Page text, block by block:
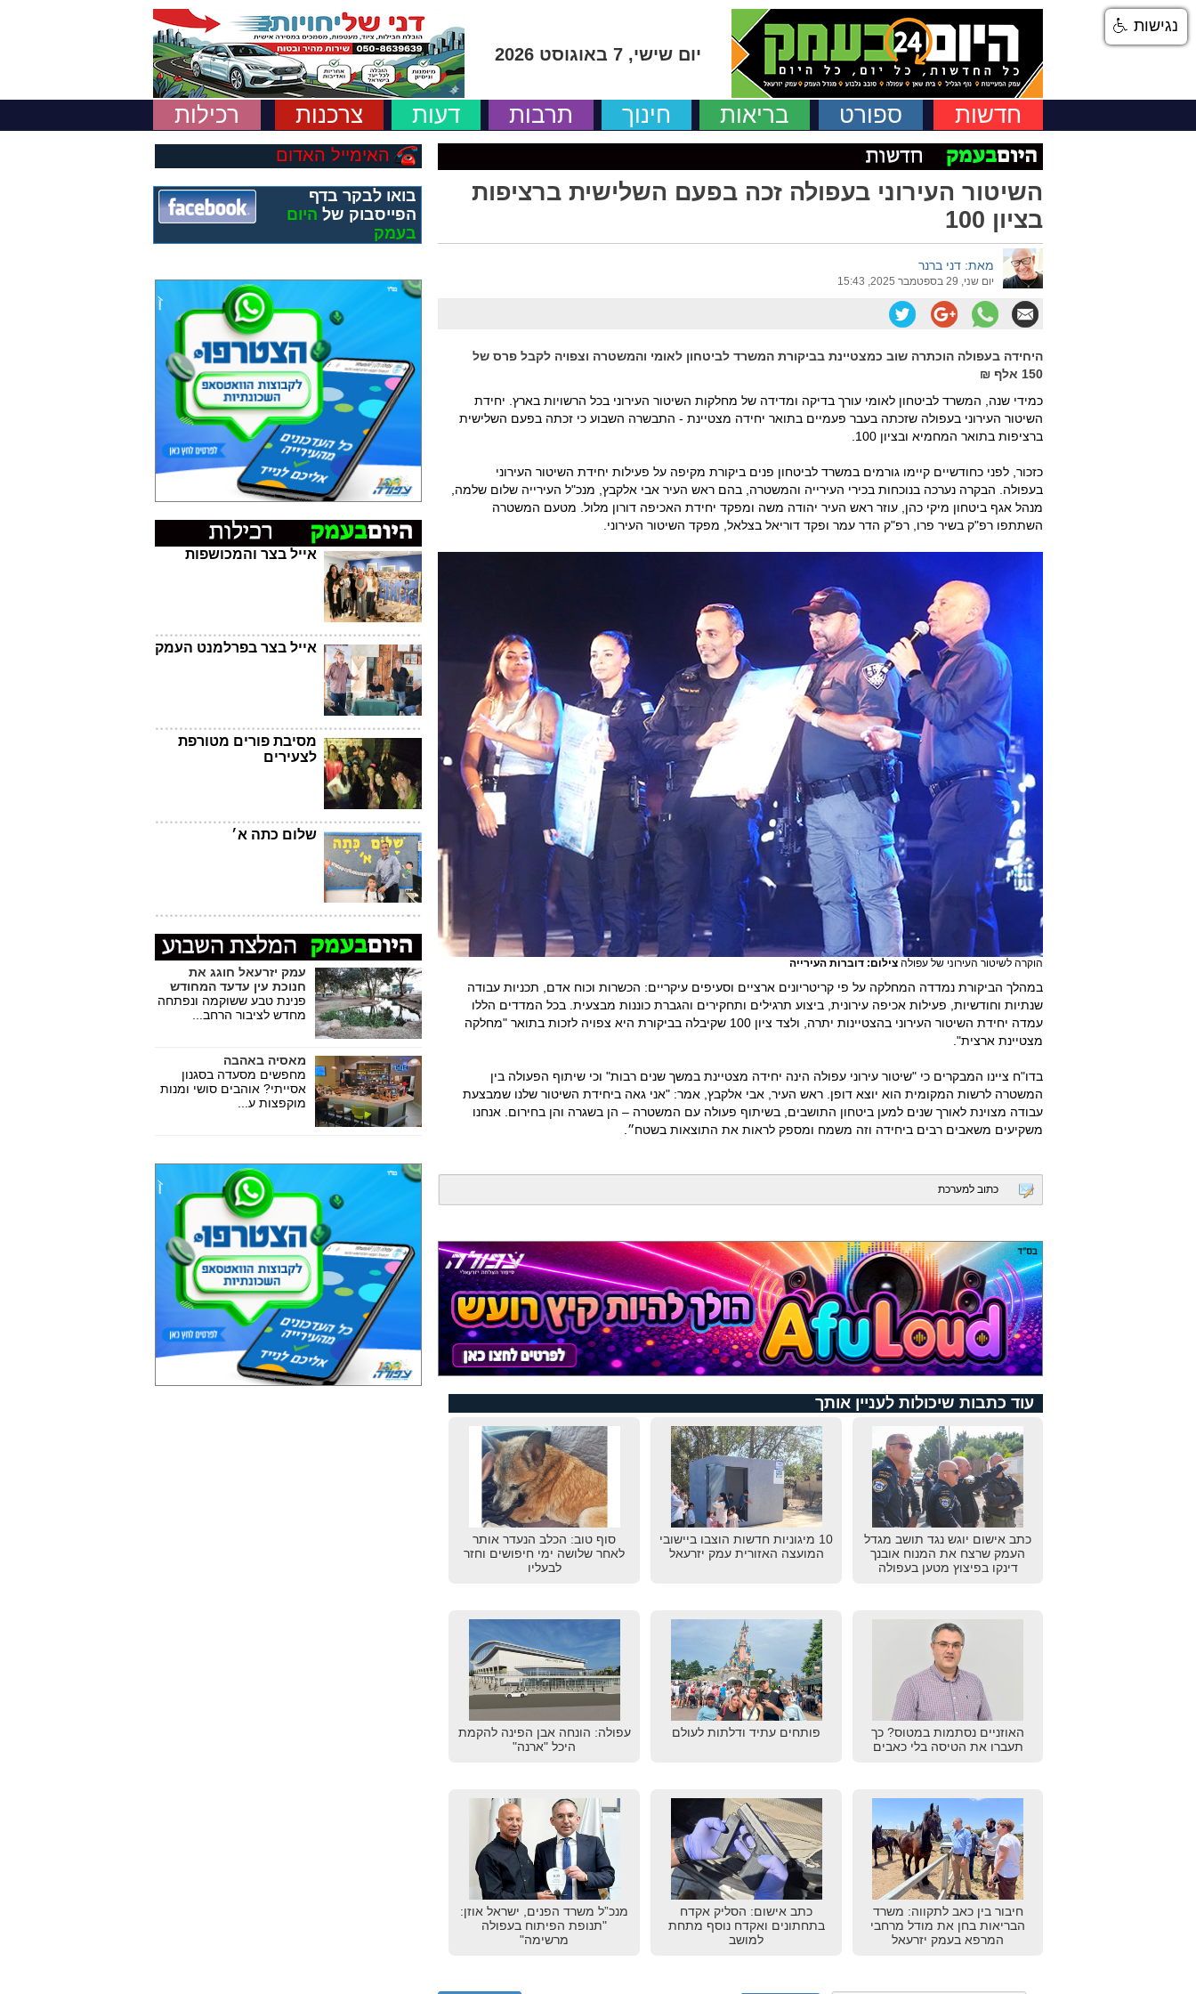
יום שישי, 7 באוגוסט 2026
חדשות ספורט בריאות חינוך תרבות דעות צרכנות רכילות
השיטור העירוני בעפולה זכה בפעם השלישית ברציפות
בציון 100
מאת: דני ברנר
יום שני, 29 בספטמבר 2025, 15:43
היחידה בעפולה הוכתרה שוב כמצטיינת בביקורת המשרד לביטחון לאומי והמשטרה וצפויה לקבל פרס של
150 אלף ₪
כמידי שנה, המשרד לביטחון לאומי עורך בדיקה ומדידה של מחלקות השיטור העירוני בכל הרשויות בארץ. יחידת
השיטור העירוני בעפולה שזכתה בעבר פעמיים בתואר יחידה מצטיינת - התבשרה השבוע כי זכתה בפעם השלישית
ברציפות בתואר המחמיא ובציון 100.
כזכור, לפני כחודשיים קיימו גורמים במשרד לביטחון פנים ביקורת מקיפה על פעילות יחידת השיטור העירוני
בעפולה. הבקרה נערכה בנוכחות בכירי העירייה והמשטרה, בהם ראש העיר אבי אלקבץ, מנכ"ל העירייה שלום שלמה,
מנהל אגף ביטחון מיקי כהן, עוזר ראש העיר יהודה משה ומפקד יחידת האכיפה דורון מלול. מטעם המשטרה
השתתפו רפ"ק בשיר פרו, רפ"ק הדר עמר ופקד דוריאל בצלאל, מפקד השיטור העירוני.
הוקרה לשיטור העירוני של עפולה צילום: דוברות העירייה
במהלך הביקורת נמדדה המחלקה על פי קריטריונים ארציים וסעיפים עיקריים: הכשרות וכוח אדם, תכניות עבודה
שנתיות וחודשיות, פעילות אכיפה עירונית, ביצוע תרגילים ותחקירים והגברת כוננות מבצעית. בכל המדדים הללו
עמדה יחידת השיטור העירוני בהצטיינות יתרה, ולצד ציון 100 שקיבלה בביקורת היא צפויה לזכות בתואר "מחלקה
מצטיינת ארצית".
בדו"ח ציינו המבקרים כי "שיטור עירוני עפולה הינה יחידה מצטיינת במשך שנים רבות" וכי שיתוף הפעולה בין
המשטרה לרשות המקומית הוא יוצא דופן. ראש העיר, אבי אלקבץ, אמר: "אני גאה ביחידת השיטור שלנו שמבצעת
עבודה מצוינת לאורך שנים למען ביטחון התושבים, בשיתוף פעולה עם המשטרה – הן בשגרה והן בחירום. אנחנו
משקיעים משאבים רבים ביחידה וזה משמח ומספק לראות את התוצאות בשטח״.
כתוב למערכת
עוד כתבות שיכולות לעניין אותך
כתב אישום יוגש נגד תושב מגדל
העמק שרצח את המנוח אובנך
דינקו בפיצוץ מטען בעפולה
10 מיגוניות חדשות הוצבו ביישובי
המועצה האזורית עמק יזרעאל
סוף טוב: הכלב הנעדר אותר
לאחר שלושה ימי חיפושים וחזר
לבעליו
האוזניים נסתמות במטוס? כך
תעברו את הטיסה בלי כאבים
פותחים עתיד ודלתות לעולם
עפולה: הונחה אבן הפינה להקמת
היכל "ארנה"
חיבור בין כאב לתקווה: משרד
הבריאות בחן את מודל מרחבי
המרפא בעמק יזרעאל
כתב אישום: הסליק אקדח
בתחתונים ואקדח נוסף מתחת
למושב
מנכ”ל משרד הפנים, ישראל אוזן:
"תנופת הפיתוח בעפולה
מרשימה"
האימייל האדום
בואו לבקר בדף
הפייסבוק של היום
בעמק
אייל בצר והמכושפות
אייל בצר בפרלמנט העמק
מסיבת פורים מטורפת
לצעירים
שלום כתה א׳
עמק יזרעאל חוגג את
חנוכת עין עדעד המחודש
פנינת טבע ששוקמה ונפתחה
מחדש לציבור הרחב...
מאסיה באהבה
מחפשים מסעדה בסגנון
אסייתי? אוהבים סושי ומנות
מוקפצות ע...
נגישות